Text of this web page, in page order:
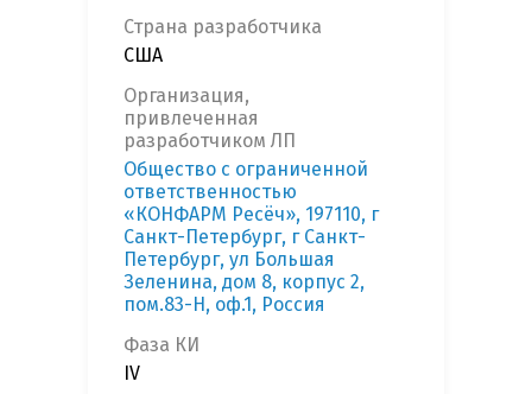
Страна разработчика
США
Организация,
привлеченная
разработчиком ЛП
Общество с ограниченной
ответственностью
«КОНФАРМ Ресёч», 197110, г
Санкт-Петербург, г Санкт-
Петербург, ул Большая
Зеленина, дом 8, корпус 2,
пом.83-Н, оф.1, Россия
Фаза КИ
IV